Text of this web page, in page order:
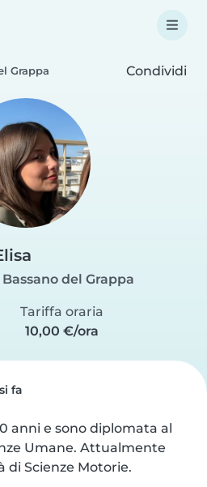
Grappa Condividi
del Grappa
Tariffa oraria
10,00 €/ora
fa
anni e sono diplomata al
Umane. Attualmente
Scienze Motorie.